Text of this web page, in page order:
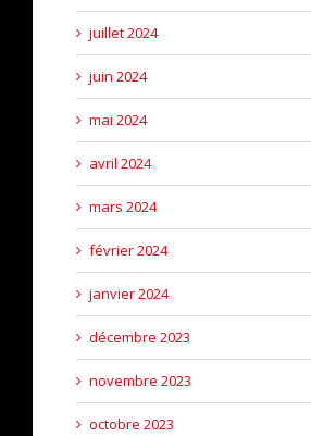
juillet 2024
juin 2024
mai 2024
avril 2024
mars 2024
février 2024
janvier 2024
décembre 2023
novembre 2023
octobre 2023